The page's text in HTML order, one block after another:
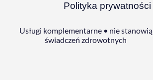
Polityka prywatności
Usługi komplementarne • nie stanowią
świadczeń zdrowotnych